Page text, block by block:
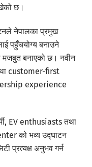
छ।
नेपालका प्रमुख
पहुँचयोग्य बनाउने
मजबुत बनाएको छ। नवीन
customer-first
experience
EV enthusiasts तथा
को भव्य उद्घाटन
प्रत्यक्ष अनुभव गर्न